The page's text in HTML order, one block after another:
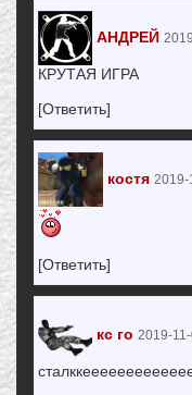
АНДРЕЙ
КРУТАЯ ИГРА
[Ответить]
костя 2019-
[Ответить]
кс го 2019-